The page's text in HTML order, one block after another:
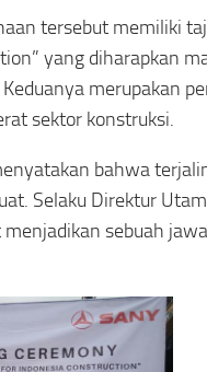
tersebut memiliki
yang diharapkan
merupakan
sektor konstruksi.
bahwa
Selaku Direktur
sebuah